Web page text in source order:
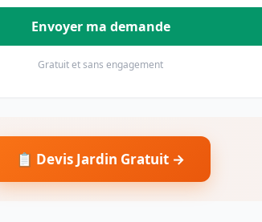
Envoyer ma demande
Gratuit et sans engagement
📋 Devis Jardin Gratuit →